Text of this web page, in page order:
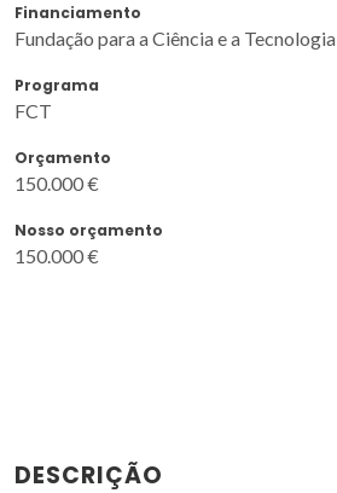
Financiamento
Fundação para a Ciência e a Tecnologia
Programa
FCT
Orçamento
150.000 €
Nosso orçamento
150.000 €
DESCRIÇÃO